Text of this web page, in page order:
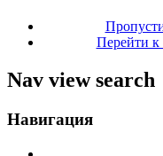
Перейти к
Nav view search
Навигация